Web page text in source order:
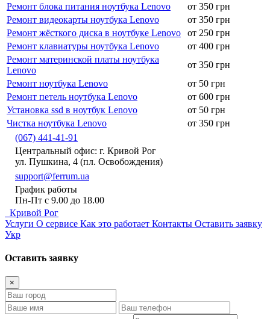
Ремонт блока питания ноутбука Lenovo
от 350 грн
Ремонт видеокарты ноутбука Lenovo
от 350 грн
Ремонт жёсткого диска в ноутбуке Lenovo
от 250 грн
Ремонт клавиатуры ноутбука Lenovo
от 400 грн
Ремонт материнской платы ноутбука
Lenovo
от 350 грн
Ремонт ноутбука Lenovo
от 50 грн
Ремонт петель ноутбука Lenovo
от 600 грн
Установка ssd в ноутбук Lenovo
от 50 грн
Чистка ноутбука Lenovo
от 350 грн
(067) 441-41-91
Центральный офис: г. Кривой Рог
ул. Пушкина, 4 (пл. Освобождения)
support@ferrum.ua
График работы
Пн-Пт с 9.00 до 18.00
Кривой Рог
Услуги О сервисе Как это работает Контакты Оставить заявку
Укр
Оставить заявку
×